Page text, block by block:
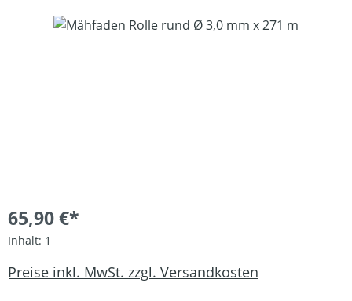
Bildergalerie überspringen
65,90 €*
Inhalt: 1
Preise inkl. MwSt. zzgl. Versandkosten